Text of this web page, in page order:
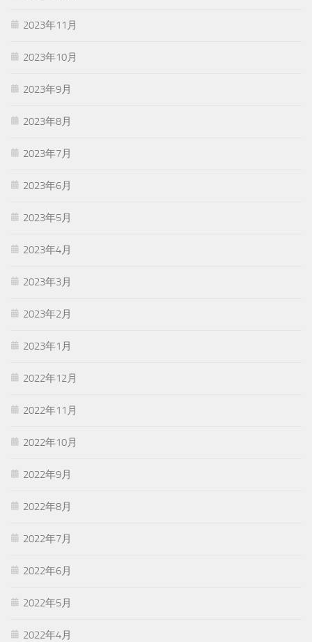
2023年11月
2023年10月
2023年9月
2023年8月
2023年7月
2023年6月
2023年5月
2023年4月
2023年3月
2023年2月
2023年1月
2022年12月
2022年11月
2022年10月
2022年9月
2022年8月
2022年7月
2022年6月
2022年5月
2022年4月